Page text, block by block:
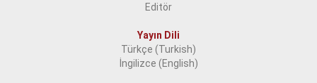
Editör
Yayın Dili
Türkçe (Turkish)
İngilizce (English)